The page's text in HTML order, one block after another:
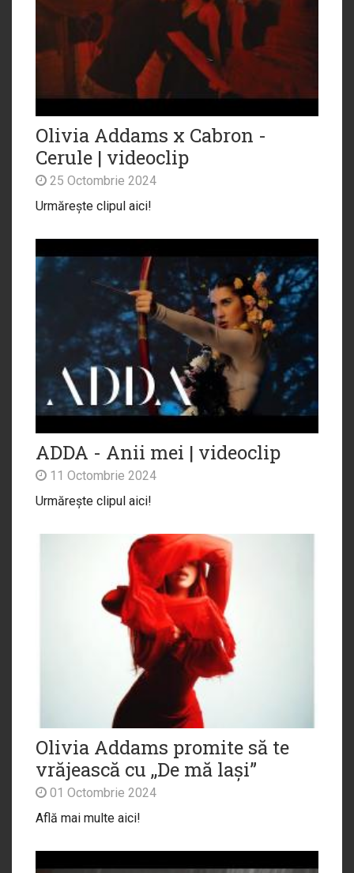
Olivia Addams x Cabron -
Cerule | videoclip
25 Octombrie 2024
Urmărește clipul aici!
ADDA - Anii mei | videoclip
11 Octombrie 2024
Urmărește clipul aici!
Olivia Addams promite să te
vrăjească cu ,,De mă lași”
01 Octombrie 2024
Află mai multe aici!